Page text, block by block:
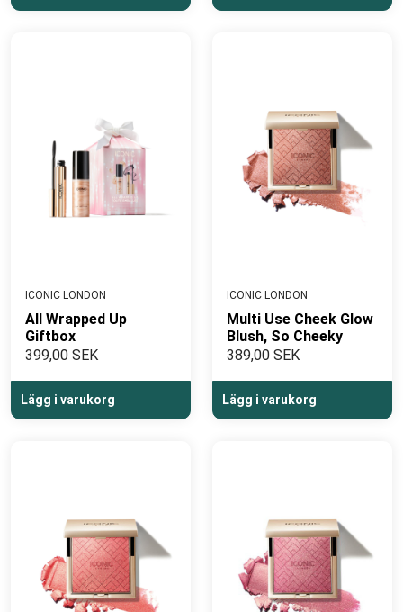
ICONIC LONDON
All Wrapped Up
Giftbox
399,00 SEK
Lägg i varukorg
ICONIC LONDON
Multi Use Cheek Glow
Blush, So Cheeky
389,00 SEK
Lägg i varukorg